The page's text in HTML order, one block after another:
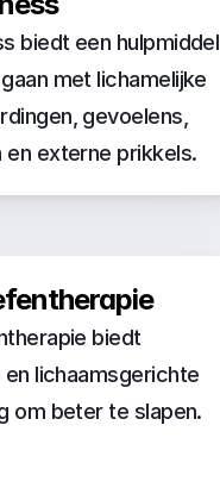
biedt een hulpmiddel
met lichamelijke
gevoelens,
en externe prikkels.
biedt
lichaamsgerichte
om beter te slapen.